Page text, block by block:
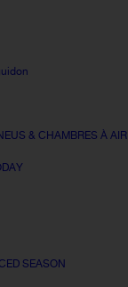
& CHAMBRES À AIR
SEASON